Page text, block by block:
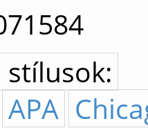
stílusok:
APA